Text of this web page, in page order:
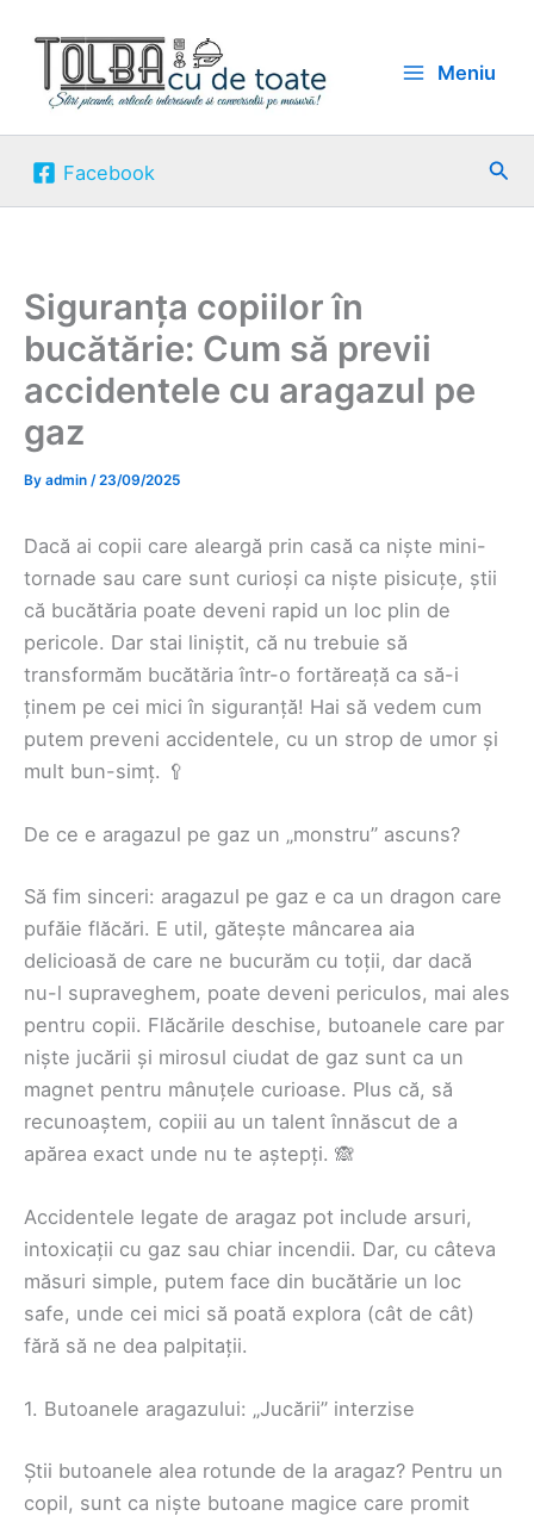
content
Meniu
Facebook
Siguranța copiilor în
bucătărie: Cum să previi
accidentele cu aragazul pe
gaz
By admin /23/09/2025
Dacă ai copii care aleargă prin casă ca niște mini-
tornade sau care sunt curioși ca niște pisicuțe, știi
că bucătăria poate deveni rapid un loc plin de
pericole. Dar stai liniștit, că nu trebuie să
transformăm bucătăria într-o fortăreață ca să-i
ținem pe cei mici în siguranță! Hai să vedem cum
putem preveni accidentele, cu un strop de umor și
mult bun-simț. 🥄
De ce e aragazul pe gaz un „monstru” ascuns?
Să fim sinceri: aragazul pe gaz e ca un dragon care
pufăie flăcări. E util, gătește mâncarea aia
delicioasă de care ne bucurăm cu toții, dar dacă
nu-l supraveghem, poate deveni periculos, mai ales
pentru copii. Flăcările deschise, butoanele care par
niște jucării și mirosul ciudat de gaz sunt ca un
magnet pentru mânuțele curioase. Plus că, să
recunoaștem, copiii au un talent înnăscut de a
apărea exact unde nu te aștepți. 🙈
Accidentele legate de aragaz pot include arsuri,
intoxicații cu gaz sau chiar incendii. Dar, cu câteva
măsuri simple, putem face din bucătărie un loc
safe, unde cei mici să poată explora (cât de cât)
fără să ne dea palpitații.
1. Butoanele aragazului: „Jucării” interzise
Știi butoanele alea rotunde de la aragaz? Pentru un
copil, sunt ca niște butoane magice care promit